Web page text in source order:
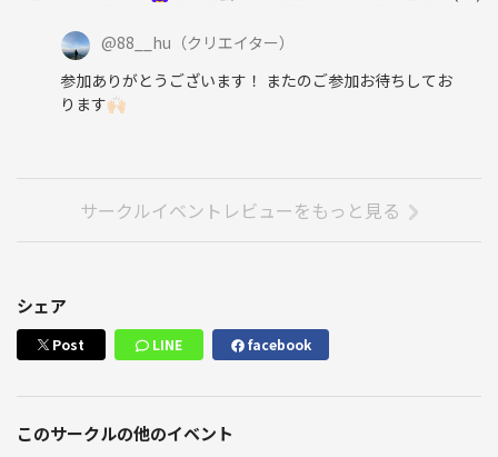
@88__hu （クリエイター）
参加ありがとうございます！ またのご参加お待ちしてお
ります🙌🏻
サークルイベントレビューをもっと見る
シェア
Post LINE facebook
このサークルの他のイベント